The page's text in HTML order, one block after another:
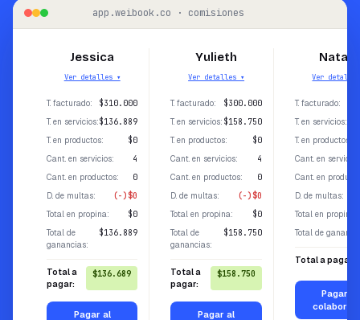
app.weibook.co · comisiones
Jessica
Ver detalles ▾
T. facturado:
$310.000
T. en servicios:$136.889
T. en productos:
$0
Cant. en servicios:
4
Cant. en productos:
0
D. de multas:
(-)$0
Total en propina:
$0
Total de
ganancias:
$136.889
Total a
pagar:
$136.689
Pagar al
Yulieth
Ver detalles ▾
T. facturado:
$300.000
T. en servicios: $158.750
T. en productos:
$0
Cant. en servicios:
4
Cant. en productos:
0
D. de multas:
(-)$0
Total en propina:
$0
Total de
ganancias:
$158.750
Total a
pagar:
$158.750
Pagar al
Ver
T. facturado:
T. en servicios:
T. en productos
Cant. en servicios
Cant. en
D. de multas:
Total en propina
Total de
Total a pagar:
Pagar al